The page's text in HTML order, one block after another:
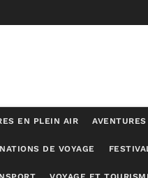
EN PLEIN AIR
DE VOYAGE